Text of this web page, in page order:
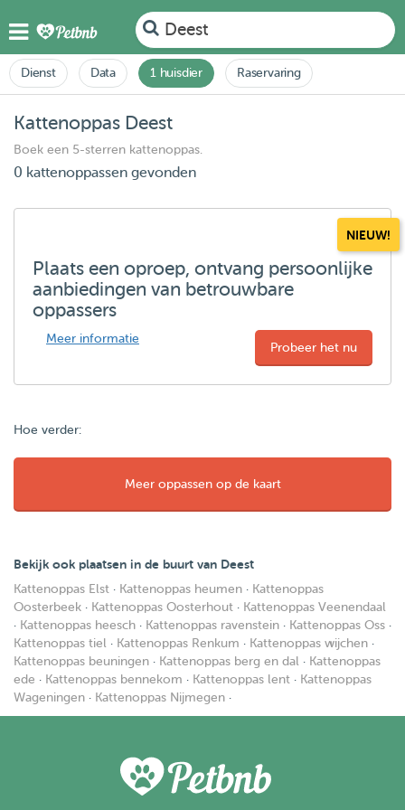
Deest
Dienst Data 1 huisdier Raservaring
Kattenoppas Deest
Boek een 5-sterren kattenoppas.
0 kattenoppassen gevonden
NIEUW!
Plaats een oproep, ontvang persoonlijke
aanbiedingen van betrouwbare
oppassers
Meer informatie
Probeer het nu
Hoe verder:
Meer oppassen op de kaart
Bekijk ook plaatsen in de buurt van Deest
Kattenoppas Elst · Kattenoppas heumen · Kattenoppas
Oosterbeek · Kattenoppas Oosterhout · Kattenoppas Veenendaal
· Kattenoppas heesch · Kattenoppas ravenstein · Kattenoppas Oss ·
Kattenoppas tiel · Kattenoppas Renkum · Kattenoppas wijchen ·
Kattenoppas beuningen · Kattenoppas berg en dal · Kattenoppas
ede · Kattenoppas bennekom · Kattenoppas lent · Kattenoppas
Wageningen · Kattenoppas Nijmegen ·